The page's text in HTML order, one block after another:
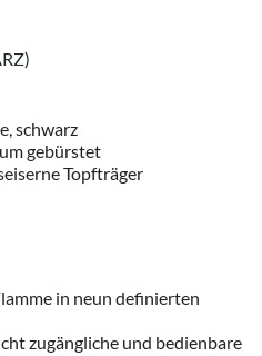
schwarz
gebürstet
Topfträger
in neun definierten
zugängliche und bedienbare